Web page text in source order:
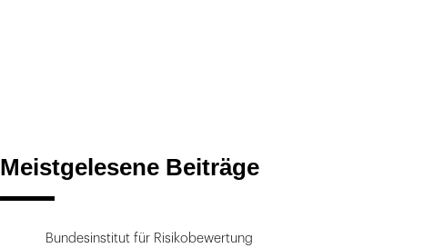
Meistgelesene Beiträge
Bundesinstitut für Risikobewertung